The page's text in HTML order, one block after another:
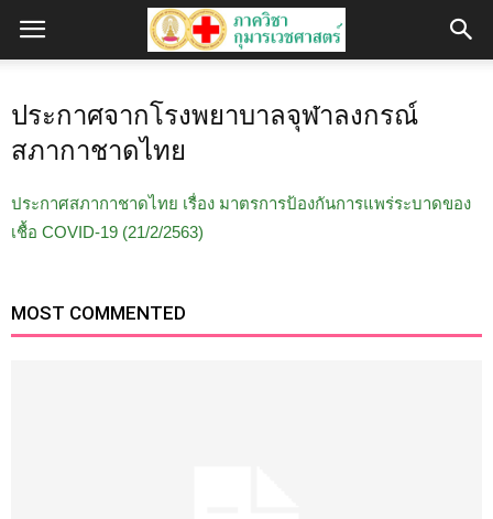
ประกาศจากโรงพยาบาลจุฬาลงกรณ์
สภากาชาดไทย
ประกาศสภากาชาดไทย เรื่อง มาตรการป้องกันการแพร่ระบาดของ
เชื้อ COVID-19 (21/2/2563)
MOST COMMENTED